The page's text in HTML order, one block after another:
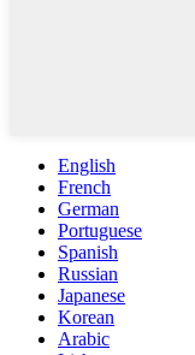
English
French
German
Portuguese
Spanish
Russian
Japanese
Korean
Arabic